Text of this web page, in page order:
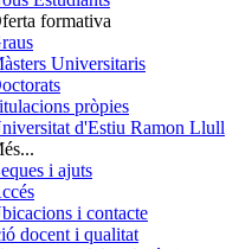
formativa
Universitaris
pròpies
d'Estiu Ramon Llull
i ajuts
i contacte
docent i qualitat